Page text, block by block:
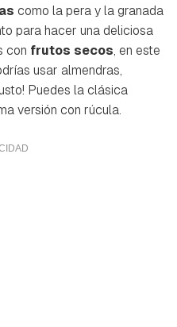
como la pera y la granada
para hacer una deliciosa
con frutos secos, en este
usar almendras,
Puedes la clásica
versión con rúcula.